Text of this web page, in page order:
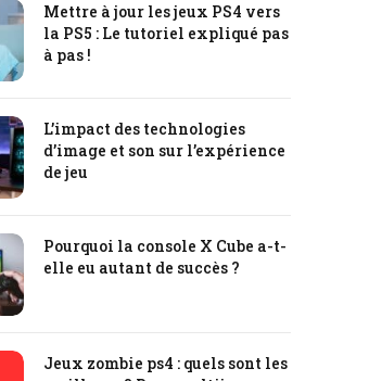
Mettre à jour les jeux PS4 vers
la PS5 : Le tutoriel expliqué pas
à pas !
L’impact des technologies
d’image et son sur l’expérience
de jeu
Pourquoi la console X Cube a-t-
elle eu autant de succès ?
Jeux zombie ps4 : quels sont les